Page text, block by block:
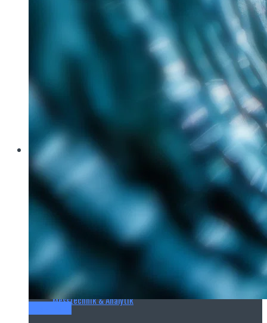
Aquatech Amsterdam
Brau Beviale
Hannover Messe
IFAT
E‑Mag
Wasseraufbereitung
Wasserbehandlung
Wasserinfrastruktur
Anlagen & Komponenten
Messtechnik & Analytik